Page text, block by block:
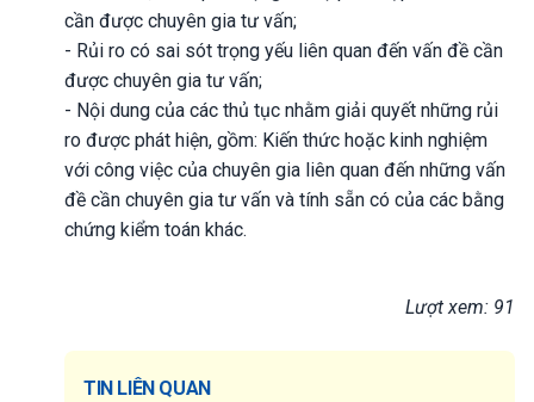
cần được chuyên gia tư vấn;
- Rủi ro có sai sót trọng yếu liên quan đến vấn đề cần
được chuyên gia tư vấn;
- Nội dung của các thủ tục nhằm giải quyết những rủi
ro được phát hiện, gồm: Kiến thức hoặc kinh nghiệm
với công việc của chuyên gia liên quan đến những vấn
đề cần chuyên gia tư vấn và tính sẵn có của các bằng
chứng kiểm toán khác.
Lượt xem: 91
TIN LIÊN QUAN